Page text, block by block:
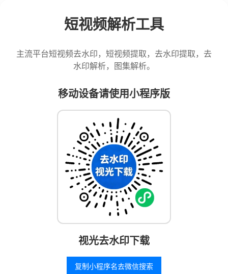
短视频解析工具
主流平台短视频去水印，短视频提取，去水印提取，去
水印解析，图集解析。
移动设备请使用小程序版
视光去水印下载
复制小程序名去微信搜索